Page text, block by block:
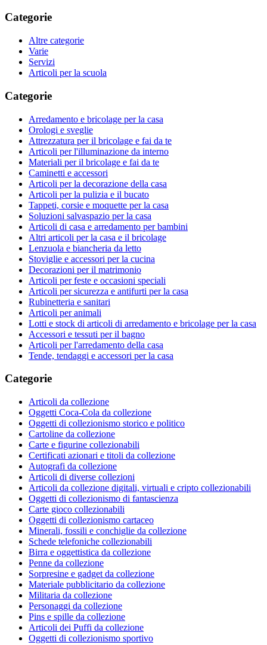
Categorie
Altre categorie
Varie
Servizi
Articoli per la scuola
Categorie
Arredamento e bricolage per la casa
Orologi e sveglie
Attrezzatura per il bricolage e fai da te
Articoli per l'illuminazione da interno
Materiali per il bricolage e fai da te
Caminetti e accessori
Articoli per la decorazione della casa
Articoli per la pulizia e il bucato
Tappeti, corsie e moquette per la casa
Soluzioni salvaspazio per la casa
Articoli di casa e arredamento per bambini
Altri articoli per la casa e il bricolage
Lenzuola e biancheria da letto
Stoviglie e accessori per la cucina
Decorazioni per il matrimonio
Articoli per feste e occasioni speciali
Articoli per sicurezza e antifurti per la casa
Rubinetteria e sanitari
Articoli per animali
Lotti e stock di articoli di arredamento e bricolage per la casa
Accessori e tessuti per il bagno
Articoli per l'arredamento della casa
Tende, tendaggi e accessori per la casa
Categorie
Articoli da collezione
Oggetti Coca-Cola da collezione
Oggetti di collezionismo storico e politico
Cartoline da collezione
Carte e figurine collezionabili
Certificati azionari e titoli da collezione
Autografi da collezione
Articoli di diverse collezioni
Articoli da collezione digitali, virtuali e cripto collezionabili
Oggetti di collezionismo di fantascienza
Carte gioco collezionabili
Oggetti di collezionismo cartaceo
Minerali, fossili e conchiglie da collezione
Schede telefoniche collezionabili
Birra e oggettistica da collezione
Penne da collezione
Sorpresine e gadget da collezione
Materiale pubblicitario da collezione
Militaria da collezione
Personaggi da collezione
Pins e spille da collezione
Articoli dei Puffi da collezione
Oggetti di collezionismo sportivo